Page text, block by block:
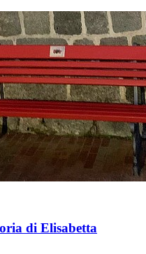
di Elisabetta